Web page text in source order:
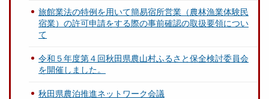
旅館業法の特例を用いて簡易宿所営業（農林漁業体験民
宿業）の許可申請をする際の事前確認の取扱要領につい
て
令和５年度第４回秋田県農山村ふるさと保全検討委員会
を開催しました。
秋田県農泊推進ネットワーク会議